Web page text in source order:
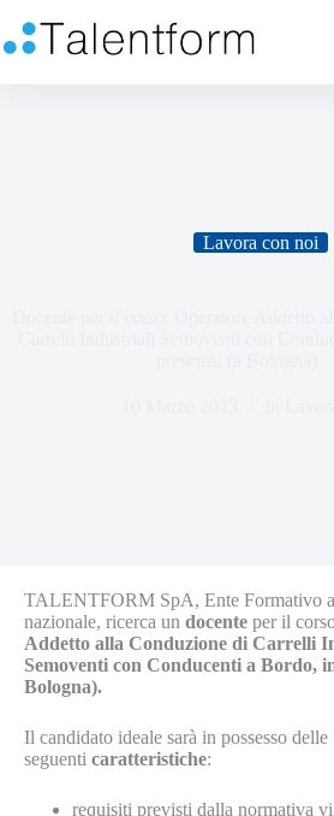
Lavora con noi
TALENTFORM SpA, Ente Formativo a
nazionale, ricerca un docente per il
Addetto alla Conduzione di Carrelli
Semoventi con Conducenti a Bordo,
Bologna).
Il candidato ideale sarà in possesso delle
seguenti caratteristiche:
requisiti previsti dalla normativa